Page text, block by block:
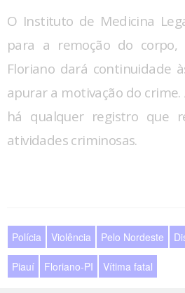
O Instituto de Medicina
para a remoção do
Floriano dará continuidade
apurar a motivação do
há qualquer registro que
atividades criminosas.
Polícia Violência Pelo Nordeste
Piauí Floriano-PI Vítima fatal